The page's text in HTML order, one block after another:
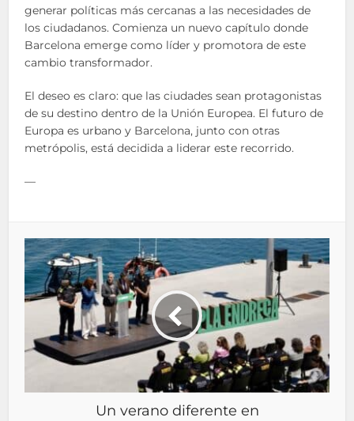
generar políticas más cercanas a las necesidades de
los ciudadanos. Comienza un nuevo capítulo donde
Barcelona emerge como líder y promotora de este
cambio transformador.
El deseo es claro: que las ciudades sean protagonistas
de su destino dentro de la Unión Europea. El futuro de
Europa es urbano y Barcelona, junto con otras
metrópolis, está decidida a liderar este recorrido.
—
Un verano diferente en